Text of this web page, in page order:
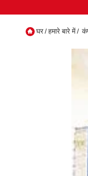
घर/हमारे बारे में/